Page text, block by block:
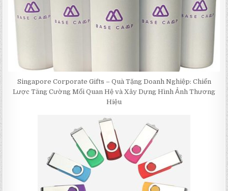
Singapore Corporate Gifts – Quà Tặng Doanh Nghiệp: Chiến
Lược Tăng Cường Mối Quan Hệ và Xây Dựng Hình Ảnh Thương
Hiệu